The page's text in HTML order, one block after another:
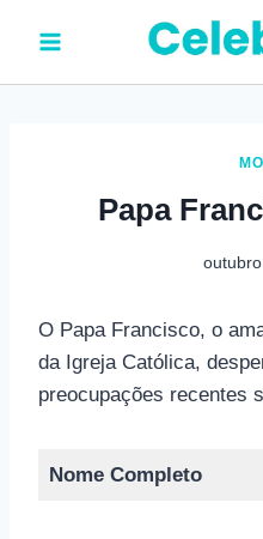
o
Papa
O Papa Francisco, o
da Igreja Católica,
preocupações recentes
Nome Completo